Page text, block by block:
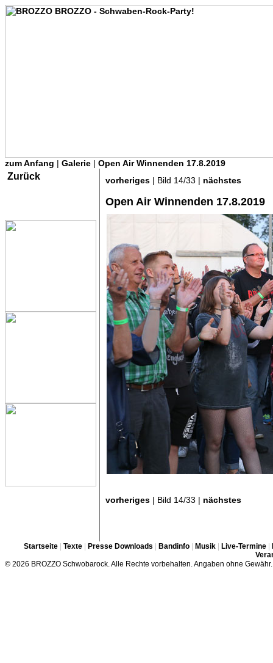
zum Anfang | Galerie | Open Air Winnenden 17.8.2019
Zurück vorheriges | Bild 14/33 | nächstes
Open Air Winnenden 17.8.2019
vorheriges | Bild 14/33 | nächstes
Startseite| Texte| Presse Downloads Bandinfo| Musik| Live-Termine|
© 2026 BROZZO Schwobarock. Alle Rechte vorbehalten. Angaben ohne Gewähr.